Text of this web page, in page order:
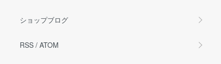
ショップブログ
RSS / ATOM